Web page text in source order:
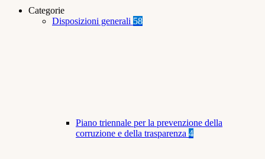
Categorie
Disposizioni generali 58
Piano triennale per la prevenzione della
corruzione e della trasparenza 4